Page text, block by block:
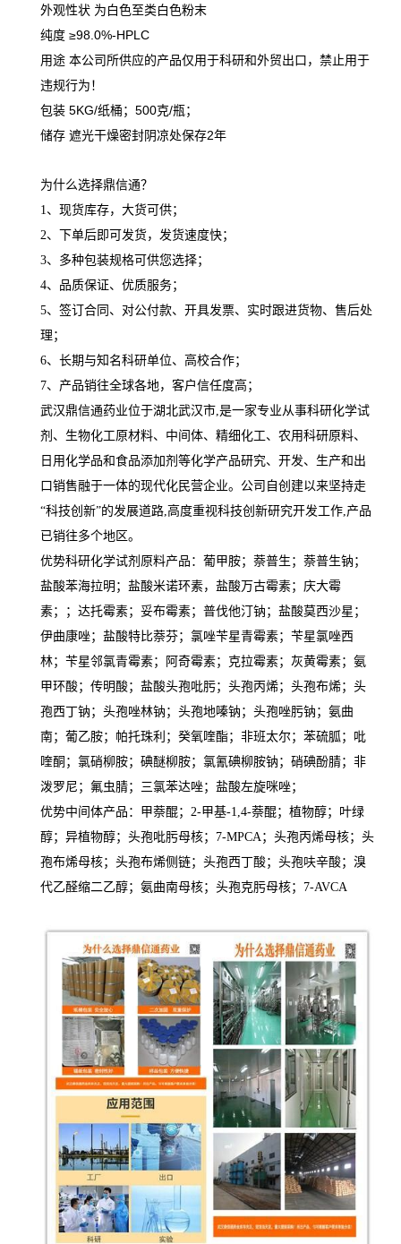
外观性状 为白色至类白色粉末
纯度 ≥98.0%-HPLC
用途 本公司所供应的产品仅用于科研和外贸出口，禁止用于
违规行为！
包装 5KG/纸桶；500克/瓶；
储存 遮光干燥密封阴凉处保存2年
为什么选择鼎信通？
1、现货库存，大货可供；
2、下单后即可发货，发货速度快；
3、多种包装规格可供您选择；
4、品质保证、优质服务；
5、签订合同、对公付款、开具发票、实时跟进货物、售后处
理；
6、长期与知名科研单位、高校合作；
7、产品销往全球各地，客户信任度高；
武汉鼎信通药业位于湖北武汉市,是一家专业从事科研化学试
剂、生物化工原材料、中间体、精细化工、农用科研原料、
日用化学品和食品添加剂等化学产品研究、开发、生产和出
口销售融于一体的现代化民营企业。公司自创建以来坚持走
“科技创新”的发展道路,高度重视科技创新研究开发工作,产品
已销往多个地区。
优势科研化学试剂原料产品：葡甲胺；萘普生；萘普生钠；
盐酸苯海拉明；盐酸米诺环素，盐酸万古霉素；庆大霉
素；；达托霉素；妥布霉素；普伐他汀钠；盐酸莫西沙星；
伊曲康唑；盐酸特比萘芬；氯唑苄星青霉素；苄星氯唑西
林；苄星邻氯青霉素；阿奇霉素；克拉霉素；灰黄霉素；氨
甲环酸；传明酸；盐酸头孢吡肟；头孢丙烯；头孢布烯；头
孢西丁钠；头孢唑林钠；头孢地嗪钠；头孢唑肟钠；氨曲
南；葡乙胺；帕托珠利；癸氧喹酯；非班太尔；苯硫胍；吡
喹酮；氯硝柳胺；碘醚柳胺；氯氰碘柳胺钠；硝碘酚腈；非
泼罗尼；氟虫腈；三氯苯达唑；盐酸左旋咪唑；
优势中间体产品：甲萘醌；2-甲基-1,4-萘醌；植物醇；叶绿
醇；异植物醇；头孢吡肟母核；7-MPCA；头孢丙烯母核；头
孢布烯母核；头孢布烯侧链；头孢西丁酸；头孢呋辛酸；溴
代乙醛缩二乙醇；氨曲南母核；头孢克肟母核；7-AVCA